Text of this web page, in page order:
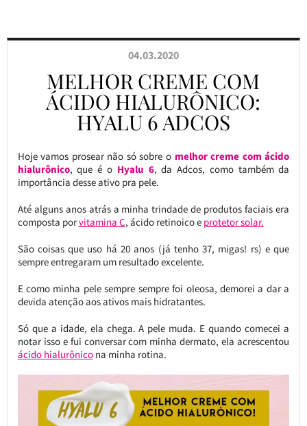
04.03.2020
MELHOR CREME COM
ÁCIDO HIALURÔNICO:
HYALU 6 ADCOS
Hoje vamos prosear não só sobre o melhor creme com ácido
hialurônico, que é o Hyalu 6, da Adcos, como também da
importância desse ativo pra pele.
Até alguns anos atrás a minha trindade de produtos faciais era
composta porvitamina C, ácido retinoico e protetor solar.
São coisas que uso há 20 anos (já tenho 37, migas! rs) e que
sempre entregaram um resultado excelente.
E como minha pele sempre sempre foi oleosa, demorei a dar a
devida atenção aos ativos mais hidratantes.
Só que a idade, ela chega. A pele muda. E quando comecei a
notar isso e fui conversar com minha dermato, ela acrescentou
ácido hialurônicona minha rotina.